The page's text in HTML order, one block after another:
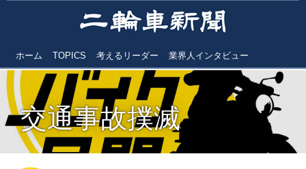
ホーム TOPICS 考えるリーダー 業界人インタビュー
交通事故撲滅